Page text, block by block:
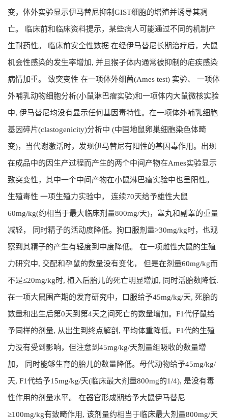
变，体外实验显示伊马替尼抑制GIST细胞的增殖并诱导其凋
亡。 临床前和临床资料提示，某些病人可能通过不同的机制产
生耐药性。 临床前安全性数据 在经伊马替尼长期治疗后，大鼠
机会性感染的发生率增加, 并且猴子体内通常被抑制的疟疾感染
病情加重。 致突变性 在一项体外细菌(Ames test) 实验、 一项体
外哺乳动物细胞分析(小鼠淋巴瘤实验)和一项体内大鼠微核实验
中, 伊马替尼均没有显示任何基因毒特性。在一项体外哺乳细胞
基因碎片(clastogenicity)分析中 (中国地鼠卵巢细胞染色体畸
变)，当代谢激活时，发现伊马替尼有阳性的基因毒作用。出现
在成品中的因生产过程而产生的两个中间产物在Ames实验显示
致突变性，其中一个中间产物在小鼠淋巴瘤实验中也呈阳性。
生殖毒性 一项生殖力实验中， 连续70天给予雄性大鼠
60mg/kg(约相当于最大临床剂量800mg/天)，睾丸和副睾的重量
减轻， 同时精子的活动度降低。狗口服剂量>30mg/kg时，也观
察到其精子的产生有轻度到中度降低。 在一项雌性大鼠的生殖
力研究中, 交配和孕鼠的数量没有变化， 但是在剂量60mg/kg而
不是≤20mg/kg时, 植入后胎儿的死亡明显增加, 同时活胎数降低.
在一项大鼠围产期的发育研究中，口服给予45mg/kg/天, 死胎的
数量和出生后第0天到第4天之间死亡的数量增加。F1代仔鼠给
予同样的剂量, 从出生到终点解剖, 平均体重降低。F1代的生殖
力没有受到影响，但注意到45mg/kg/天剂量组吸收的数量增
加， 同时能够生育的胎儿的数量降低。母代动物给予45mg/kg/
天, F1代给予15mg/kg/天(临床最大剂量800mg的1/4), 是没有毒
性作用的剂量水平。 在器官形成期给予大鼠伊马替尼
≥100mg/kg有致畸作用, 该剂量约相当于临床最大剂量800mg/天